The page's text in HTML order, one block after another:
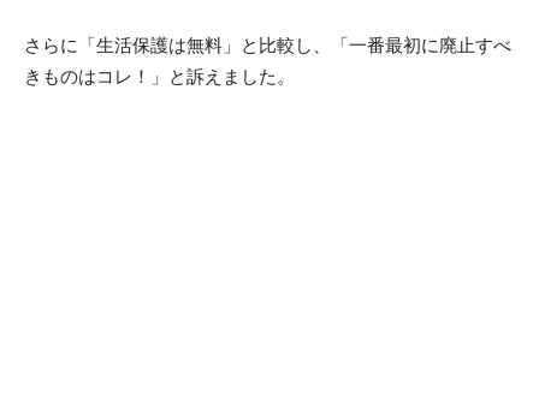
さらに「生活保護は無料」と比較し、「一番最初に廃止すべ
きものはコレ！」と訴えました。